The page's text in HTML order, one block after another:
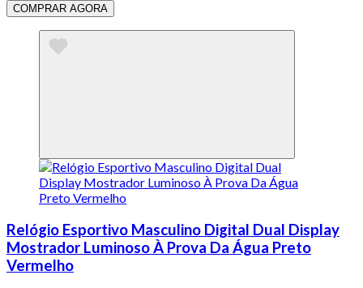
COMPRAR AGORA
Relógio Esportivo Masculino Digital Dual Display
Mostrador Luminoso À Prova Da Água Preto
Vermelho